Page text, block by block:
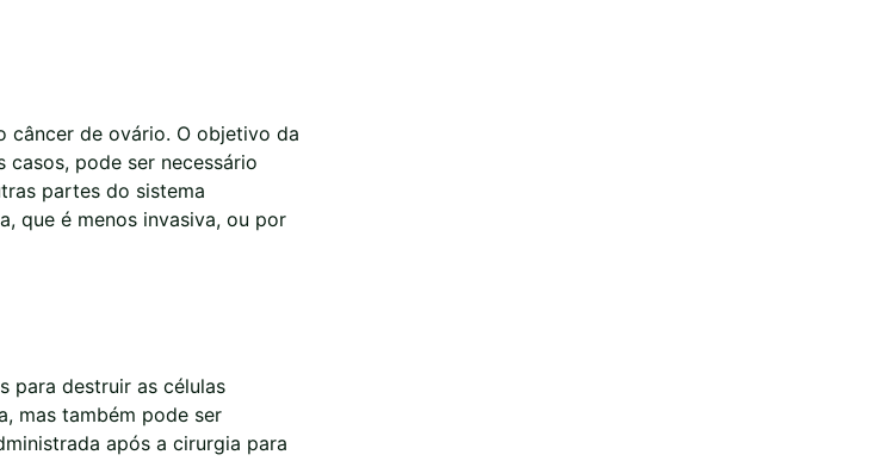
câncer de ovário. O objetivo da
pode ser necessário
partes do sistema
que é menos invasiva, ou por
para destruir as células
mas também pode ser
após a cirurgia para